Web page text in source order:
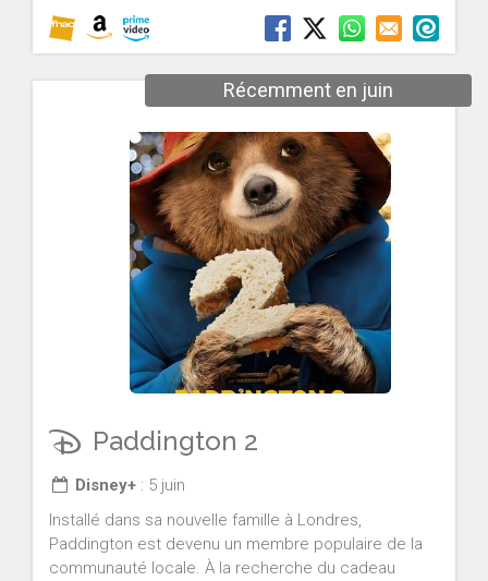
Récemment en juin
Paddington 2
Disney+ : 5 juin
Installé dans sa nouvelle famille à Londres,
Paddington est devenu un membre populaire de la
communauté locale. À la recherche du cadeau